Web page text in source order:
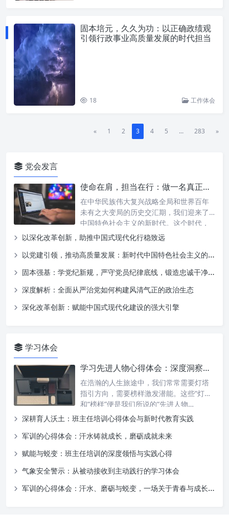
固本培元，久久为功：以正确政绩观
引领行政事业高质量发展的时代担当
18 工作体会
« 1 2 3 4 5 ... 283 »
党会发言
使命在肩，担当在行：做一名真正的新时代合格党员
在中华民族伟大复兴战略全局和世界百年
未有之大变局的历史交汇期，我们迎来了
中国特色社会主义的新时代。这个时代，
既…
以深化改革创新，助推中国式现代化行稳致远
以党建引领，推动高质量发展：新时代中国特色社会主义的战略选择
固本强基：学党纪新规，严守党员纪律底线，锻造忠诚干净担当的党员队伍
深度解析：全面从严治党如何构建风清气正的政治生态
深化改革创新：赋能中国式现代化建设的强大引擎
学习体会
学习先进人物心得体会：深度洞察、自我升华与实践之路
在浩瀚的人生旅途中，我们常常需要灯塔
指引方向，需要榜样激发潜能。这些“灯塔”
和“榜样”便是我们所说的“先进人物…
深耕育人沃土：班主任培训心得体会与新时代教育实践
军训的心得体会：汗水铸就成长，磨砺成就未来
赋能与蜕变：班主任培训的深度领悟与实践心得
气象安全警示：从被动接收到主动践行的学习体会
军训的心得体会：汗水、磨砺与蜕变，一场关于青春与成长的深刻洗礼